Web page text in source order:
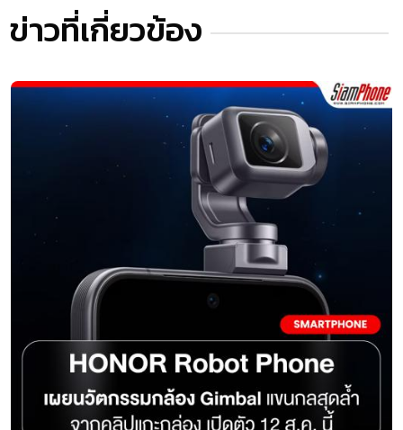
ข่าวที่เกี่ยวข้อง